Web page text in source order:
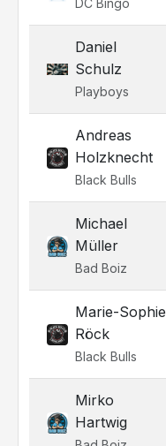
DC Bingo
Daniel
Schulz
Playboys
Andreas
Holzknecht
Black Bulls
Michael
Müller
Bad Boiz
Marie-Sophie
Röck
Black Bulls
Mirko
Hartwig